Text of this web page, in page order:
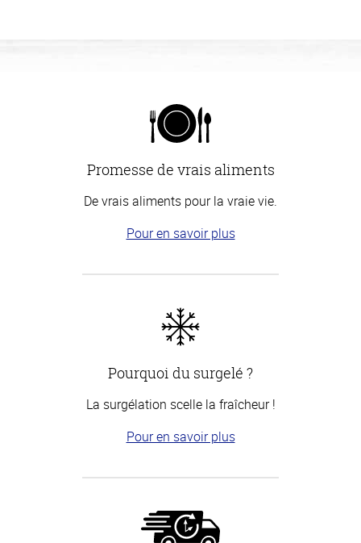
Promesse de vrais aliments
De vrais aliments pour la vraie vie.
Pour en savoir plus
Pourquoi du surgelé ?
La surgélation scelle la fraîcheur !
Pour en savoir plus